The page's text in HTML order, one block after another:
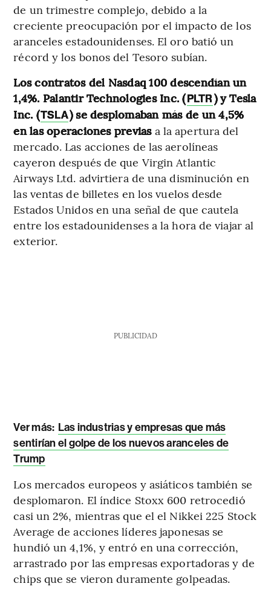
de un trimestre complejo, debido a la
creciente preocupación por el impacto de los
aranceles estadounidenses. El oro batió un
récord y los bonos del Tesoro subían.
Los contratos del Nasdaq 100 descendían un
1,4%. Palantir Technologies Inc. (PLTR) y Tesla
Inc. (TSLA) se desplomaban más de un 4,5%
en las operaciones previasa la apertura del
mercado. Las acciones de las aerolíneas
cayeron después de que Virgin Atlantic
Airways Ltd. advirtiera de una disminución en
las ventas de billetes en los vuelos desde
Estados Unidos en una señal de que cautela
entre los estadounidenses a la hora de viajar al
exterior.
PUBLICIDAD
Ver más: Las industrias y empresas que más
sentirían el golpe de los nuevos aranceles de
Trump
Los mercados europeos y asiáticos también se
desplomaron. El índice Stoxx 600 retrocedió
casi un 2%, mientras que el el Nikkei 225 Stock
Average de acciones líderes japonesas se
hundió un 4,1%, y entró en una corrección,
arrastrado por las empresas exportadoras y de
chips que se vieron duramente golpeadas.